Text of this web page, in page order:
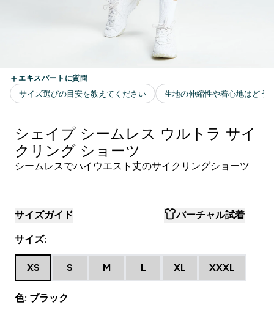
シェイプ シームレス ウルトラ サイ
クリング ショーツ
シームレスでハイウエスト丈のサイクリングショーツ
サイズガイド バーチャル試着
サイズ:
XS S M L XL XXXL
色: ブラック